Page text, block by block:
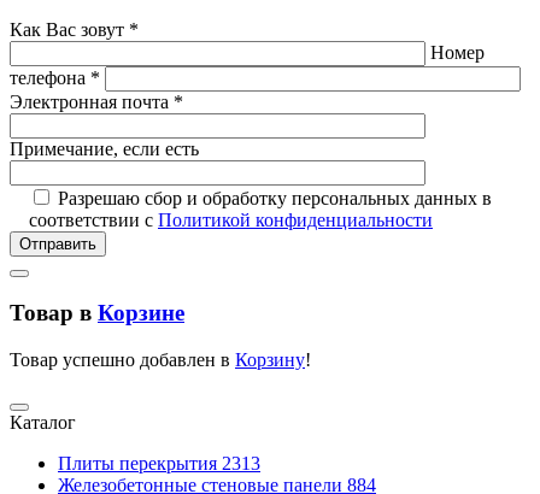
Как Вас зовут *
Номер
телефона *
Электронная почта *
Примечание, если есть
Разрешаю сбор и обработку персональных данных в
соответствии с Политикой конфиденциальности
Отправить
Товар в Корзине
Товар успешно добавлен в Корзину!
Каталог
Плиты перекрытия 2313
Железобетонные стеновые панели 884